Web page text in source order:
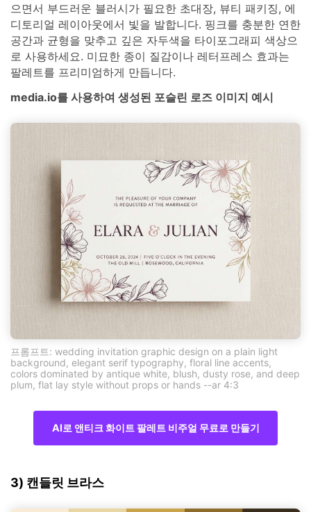
으면서 부드러운 블러시가 필요한 초대장, 뷰티 패키징, 에
디토리얼 레이아웃에서 빛을 발합니다. 핑크를 충분한 연한
공간과 균형을 맞추고 깊은 자두색을 타이포그래피 색상으
로 사용하세요. 미묘한 종이 질감이나 레터프레스 효과는
팔레트를 프리미엄하게 만듭니다.
media.io를 사용하여 생성된 포슬린 로즈 이미지 예시
프롬프트: wedding invitation graphic design on a plain light
background, elegant serif typography, floral line accents,
colors dominated by antique white, blush, dusty rose, and deep
plum, flat lay style without props or hands --ar 4:3
AI로 앤티크 화이트 팔레트 비주얼 무료로 만들기
3) 캔들릿 브라스